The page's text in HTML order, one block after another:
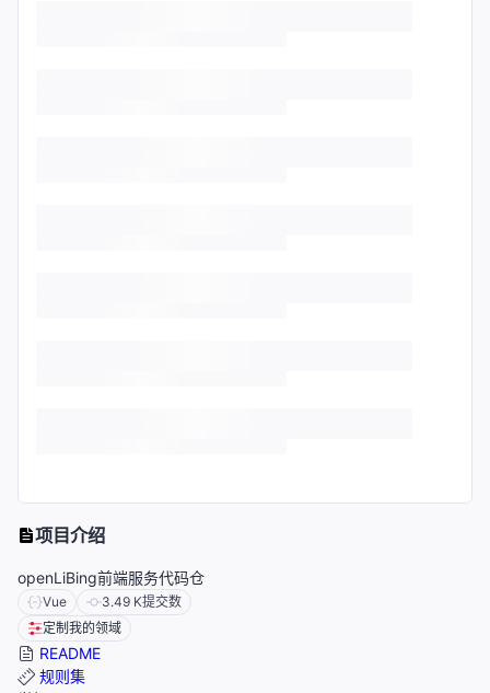
项目介绍
openLiBing前端服务代码仓
Vue 3.49 K提交数
定制我的领域
README
规则集